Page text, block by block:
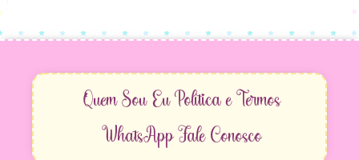
Quem Sou EuPolítica e Termos
WhatsAppFale Conosco